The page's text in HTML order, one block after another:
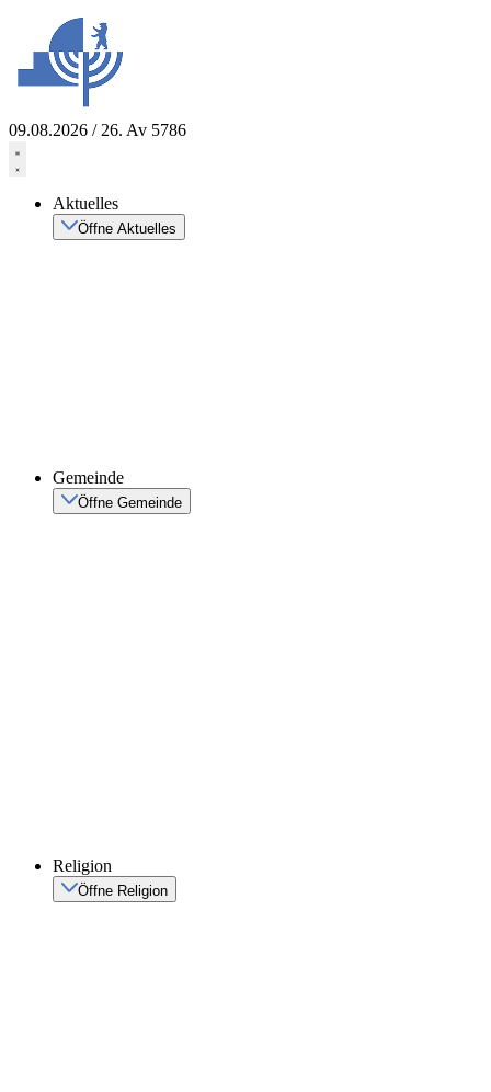
springen
09.08.2026 / 26. Av 5786
Aktuelles
Öffne Aktuelles
Gemeinde
Öffne Gemeinde
Religion
Öffne Religion